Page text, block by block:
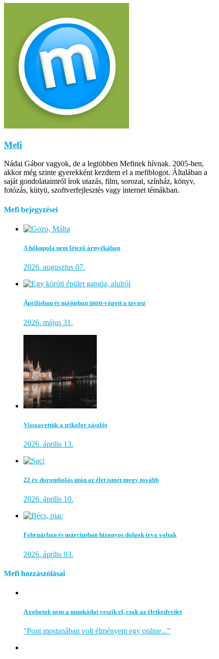
Mefi
Nádai Gábor vagyok, de a legtöbben Mefinek hívnak. 2005-ben,
akkor még szinte gyerekként kezdtem el a mefiblogot. Általában a
saját gondolataimról írok utazás, film, sorozat, színház, könyv,
fotózás, kütyü, szoftverfejlesztés vagy internet témákban.
Mefi bejegyzései
A hőkupola nem létező árnyékában
2026. augusztus 07.
Áprilisban és májusban ütött-vágott a tavasz
2026. május 31.
Visszavettük a trikolor zászlót
2026. április 13.
22 év dorombolás után az élet ismét megy tovább
2026. április 10.
Februárban és márciusban bizonyos dolgok írva voltak
2026. április 03.
Mefi hozzászólásai
A robotok nem a munkádat veszik el, csak az életkedvedet
"Pont mostanában volt élményem egy online..."